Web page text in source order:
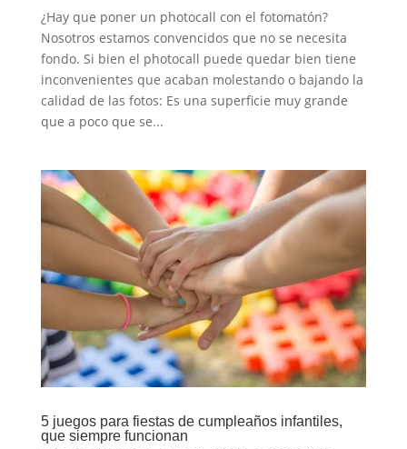
¿Hay que poner un photocall con el fotomatón?
Nosotros estamos convencidos que no se necesita
fondo. Si bien el photocall puede quedar bien tiene
inconvenientes que acaban molestando o bajando la
calidad de las fotos: Es una superficie muy grande
que a poco que se...
5 juegos para fiestas de cumpleaños infantiles,
que siempre funcionan